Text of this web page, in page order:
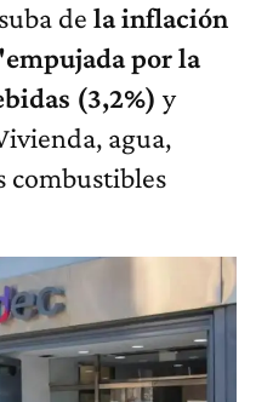
de la inflación
por la
(3,2%) y
agua,
combustibles